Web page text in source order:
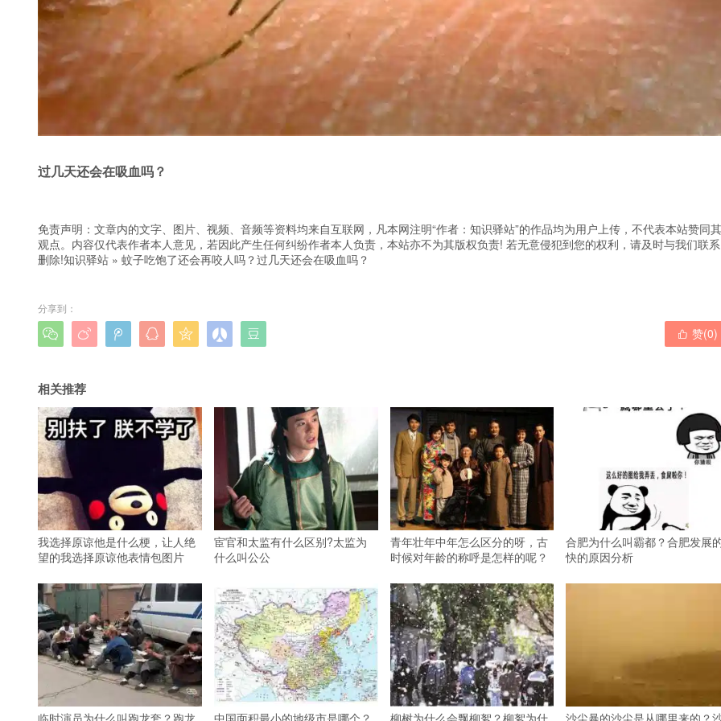
过几天还会在吸血吗？
免责声明：文章内的文字、图片、视频、音频等资料均来自互联网，凡本网注明“作者：知识驿站”的作品均为用户上传，不代表本站赞同其
观点。内容仅代表作者本人意见，若因此产生任何纠纷作者本人负责，本站亦不为其版权负责! 若无意侵犯到您的权利，请及时与我们联系
删除!知识驿站 » 蚊子吃饱了还会再咬人吗？过几天还会在吸血吗？
分享到：
        赞(0)
相关推荐
我选择原谅他是什么梗，让人绝
望的我选择原谅他表情包图片
宦官和太监有什么区别?太监为
什么叫公公
青年壮年中年怎么区分的呀，古
时候对年龄的称呼是怎样的呢？
合肥为什么叫霸都？合肥发展
快的原因分析
临时演员为什么叫跑龙套？跑龙 中国面积最小的地级市是哪个？ 柳树为什么会飘柳絮？柳絮为什 沙尘暴的沙尘是从哪里来的？